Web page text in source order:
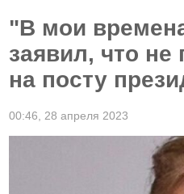
"В мои
заявил, что не
на посту
00:46, 28 апреля 2023